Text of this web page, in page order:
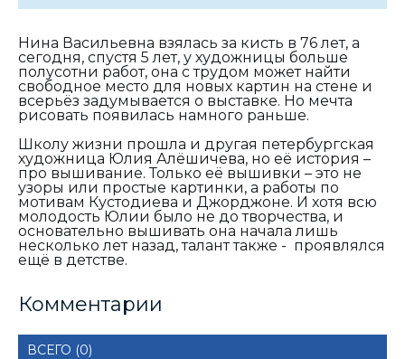
Нина Васильевна взялась за кисть в 76 лет, а
сегодня, спустя 5 лет, у художницы больше
полусотни работ, она с трудом может найти
свободное место для новых картин на стене и
всерьёз задумывается о выставке. Но мечта
рисовать появилась намного раньше.
Школу жизни прошла и другая петербургская
художница Юлия Алёшичева, но её история –
про вышивание. Только её вышивки – это не
узоры или простые картинки, а работы по
мотивам Кустодиева и Джорджоне. И хотя всю
молодость Юлии было не до творчества, и
основательно вышивать она начала лишь
несколько лет назад, талант также - проявлялся
ещё в детстве.
Комментарии
ВСЕГО (0)